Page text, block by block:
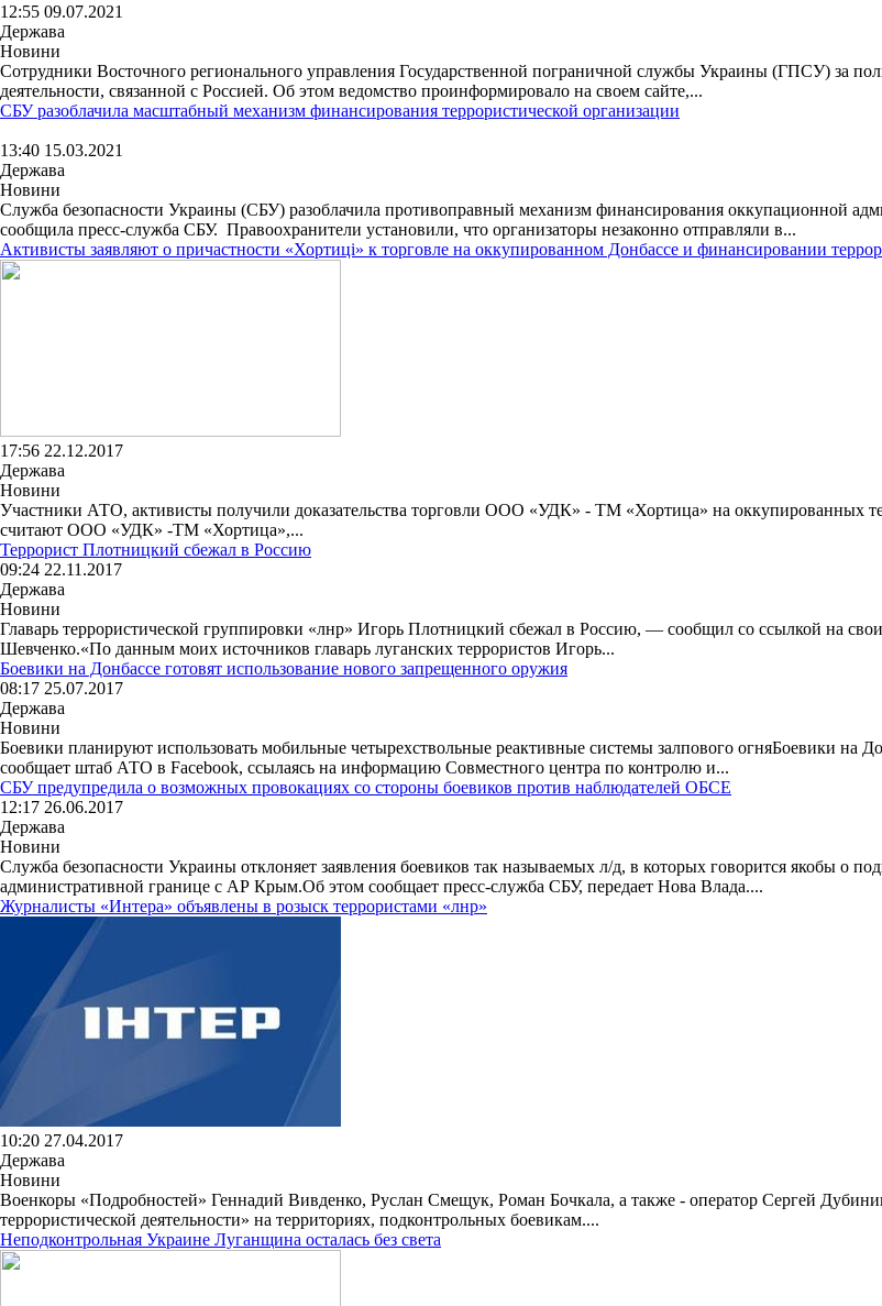
12:55 09.07.2021
Держава
Новини
Сотрудники Восточного регионального управления Государственной пограничной службы Украины (ГПСУ) за
деятельности, связанной с Россией. Об этом ведомство проинформировало на своем сайте,...
СБУ разоблачила масштабный механизм финансирования террористической организации
13:40 15.03.2021
Держава
Новини
Служба безопасности Украины (СБУ) разоблачила противоправный механизм финансирования оккупационной
сообщила пресс-служба СБУ. Правоохранители установили, что организаторы незаконно отправляли в...
Активисты заявляют о причастности «Хортиці» к торговле на оккупированном Донбассе и финансировании
17:56 22.12.2017
Держава
Новини
Участники АТО, активисты получили доказательства торговли ООО «УДК» - ТМ «Хортица» на оккупированных
считают ООО «УДК» -ТМ «Хортица»,...
Террорист Плотницкий сбежал в Россию
09:24 22.11.2017
Держава
Новини
Главарь террористической группировки «лнр» Игорь Плотницкий сбежал в Россию, — сообщил со ссылкой на
Шевченко.«По данным моих источников главарь луганских террористов Игорь...
Боевики на Донбассе готовят использование нового запрещенного оружия
08:17 25.07.2017
Держава
Новини
Боевики планируют использовать мобильные четырехствольные реактивные системы залпового огняБоевики на
сообщает штаб АТО в Facebook, ссылаясь на информацию Совместного центра по контролю и...
СБУ предупредила о возможных провокациях со стороны боевиков против наблюдателей ОБСЕ
12:17 26.06.2017
Держава
Новини
Служба безопасности Украины отклоняет заявления боевиков так называемых л/д, в которых говорится якобы о
административной границе с АР Крым.Об этом сообщает пресс-служба СБУ, передает Нова Влада....
Журналисты «Интера» объявлены в розыск террористами «лнр»
10:20 27.04.2017
Держава
Новини
Военкоры «Подробностей» Геннадий Вивденко, Руслан Смещук, Роман Бочкала, а также - оператор Сергей
террористической деятельности» на территориях, подконтрольных боевикам....
Неподконтрольная Украине Луганщина осталась без света